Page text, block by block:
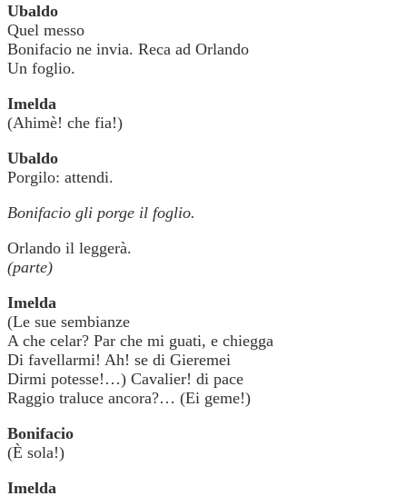
Ubaldo
Quel messo
Bonifacio ne invia. Reca ad Orlando
Un foglio.
Imelda
(Ahimè! che fia!)
Ubaldo
Porgilo: attendi.
Bonifacio gli porge il foglio.
Orlando il leggerà.
(parte)
Imelda
(Le sue sembianze
A che celar? Par che mi guati, e chiegga
Di favellarmi! Ah! se di Gieremei
Dirmi potesse!…) Cavalier! di pace
Raggio traluce ancora?… (Ei geme!)
Bonifacio
(È sola!)
Imelda